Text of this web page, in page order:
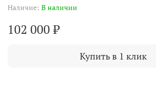
Наличие: В наличии
102 000 ₽
Купить в 1 клик